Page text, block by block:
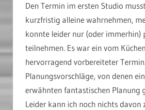
Den Termin im ersten Studio
kurzfristig alleine wahrnehmen,
konnte leider nur (oder immerhin)
teilnehmen. Es war ein vom
hervorragend vorbereiteter
Planungsvorschläge, von denen
erwähnten fantastischen Planung
Leider kann ich noch nichts davon